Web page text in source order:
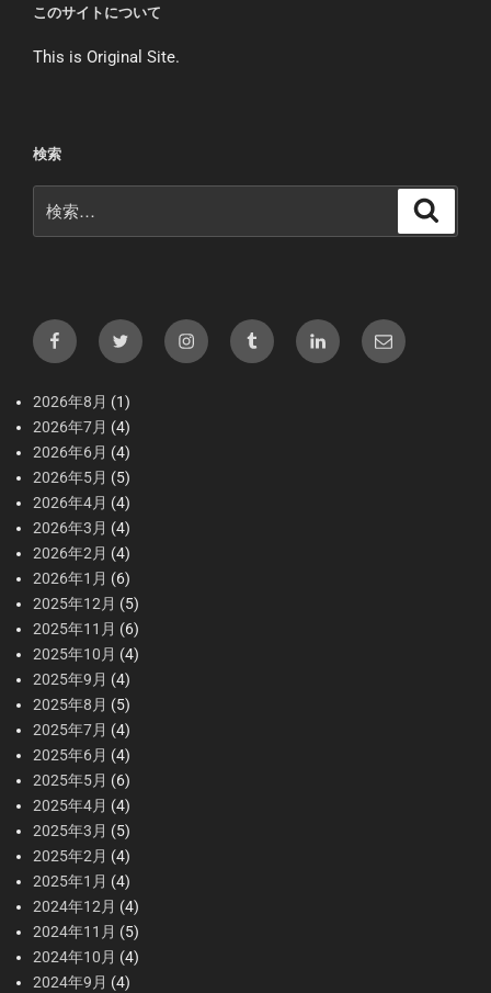
このサイトについて
This is Original Site.
検索
索:
FacebookX（Twitter）Instagramtumblr LInkedIn メ
ー
2026年8月 (1)
2026年7月 (4)
2026年6月 (4)
2026年5月 (5)
2026年4月 (4)
2026年3月 (4)
2026年2月 (4)
2026年1月 (6)
2025年12月 (5)
2025年11月 (6)
2025年10月 (4)
2025年9月 (4)
2025年8月 (5)
2025年7月 (4)
2025年6月 (4)
2025年5月 (6)
2025年4月 (4)
2025年3月 (5)
2025年2月 (4)
2025年1月 (4)
2024年12月 (4)
2024年11月 (5)
2024年10月 (4)
2024年9月 (4)